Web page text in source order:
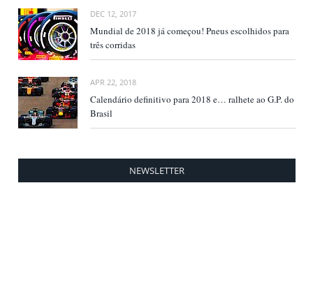
DEC 12, 2017
Mundial de 2018 já começou! Pneus escolhidos para
três corridas
APR 22, 2018
Calendário definitivo para 2018 e… ralhete ao G.P. do
Brasil
NEWSLETTER